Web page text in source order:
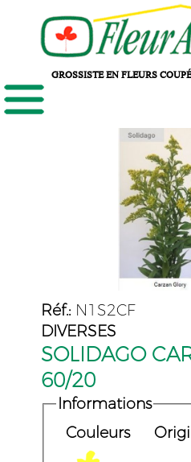
GROSSISTE EN FLEURS
Réf.: N1S2CF
DIVERSES
SOLIDAGO
60/20
Informations
Couleurs